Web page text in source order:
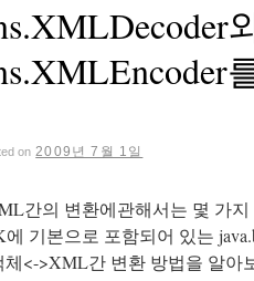
on 2009년 7월 1일
간의 변환에관해서는 몇 가
에 기본으로 포함되어 있는
<->XML간 변환 방법을 알아